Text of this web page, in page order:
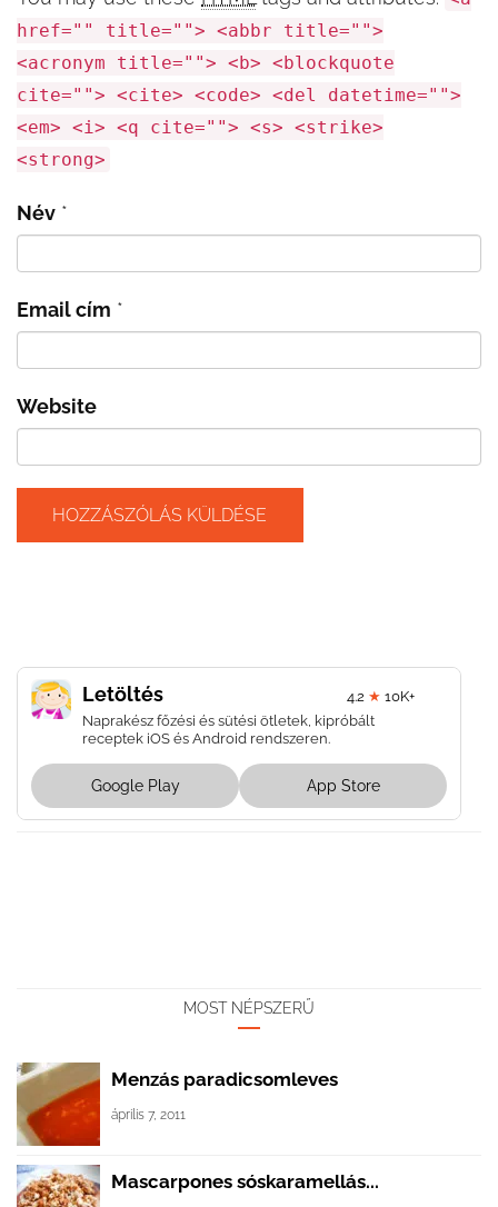
href="" title=""> <abbr title="">
<acronym title=""> <b> <blockquote
cite=""> <cite> <code> <del datetime="">
<em> <i> <q cite=""> <s> <strike>
<strong>
Név *
Email cím *
Website
Letöltés 4.2 ★ 10K+
Naprakész főzési és sütési ötletek, kipróbált
receptek iOS és Android rendszeren.
Google Play App Store
MOST NÉPSZERŰ
Menzás paradicsomleves
április 7, 2011
Mascarpones sóskaramellás...